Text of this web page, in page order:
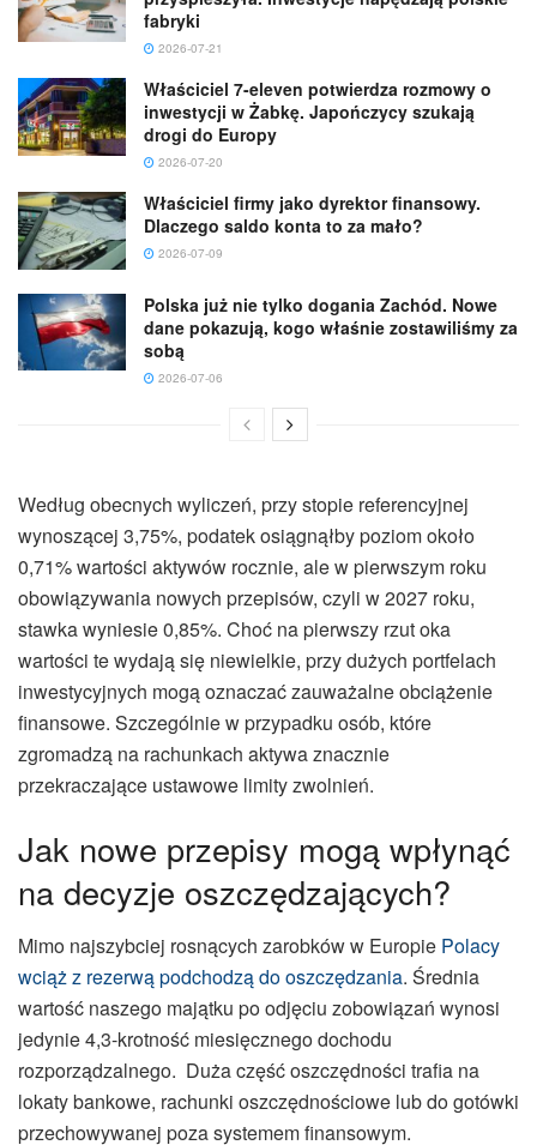
fabryki
2026-07-21
Właściciel 7-eleven potwierdza rozmowy o
inwestycji w Żabkę. Japończycy szukają
drogi do Europy
2026-07-20
Właściciel firmy jako dyrektor finansowy.
Dlaczego saldo konta to za mało?
2026-07-09
Polska już nie tylko dogania Zachód. Nowe
dane pokazują, kogo właśnie zostawiliśmy za
sobą
2026-07-06
Według obecnych wyliczeń, przy stopie referencyjnej
wynoszącej 3,75%, podatek osiągnąłby poziom około
0,71% wartości aktywów rocznie, ale w pierwszym roku
obowiązywania nowych przepisów, czyli w 2027 roku,
stawka wyniesie 0,85%. Choć na pierwszy rzut oka
wartości te wydają się niewielkie, przy dużych portfelach
inwestycyjnych mogą oznaczać zauważalne obciążenie
finansowe. Szczególnie w przypadku osób, które
zgromadzą na rachunkach aktywa znacznie
przekraczające ustawowe limity zwolnień.
Jak nowe przepisy mogą wpłynąć
na decyzje oszczędzających?
Mimo najszybciej rosnących zarobków w Europie Polacy
wciąż z rezerwą podchodzą do oszczędzania. Średnia
wartość naszego majątku po odjęciu zobowiązań wynosi
jedynie 4,3-krotność miesięcznego dochodu
rozporządzalnego. Duża część oszczędności trafia na
lokaty bankowe, rachunki oszczędnościowe lub do gotówki
przechowywanej poza systemem finansowym.